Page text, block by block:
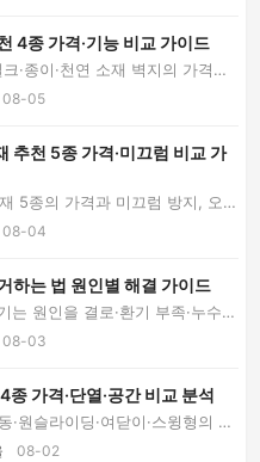
4종 가격·기능 비교 가이드
·종이·천연 소재 벽지의 가격과
다. 아이·반려동물 ...
08-05
추천 5종 가격·미끄럼 비교 가
5종의 가격과 미끄럼 방지, 오염
로 비교합니다. 강...
08-04
하는 법 원인별 해결 가이드
는 원인을 결로·환기 부족·누수로
별 제거 순서부터 환...
08-03
가격·단열·공간 비교 분석
원슬라이딩·여닫이·스윙형의 가
점을 비교합니다. 현관...
08-02